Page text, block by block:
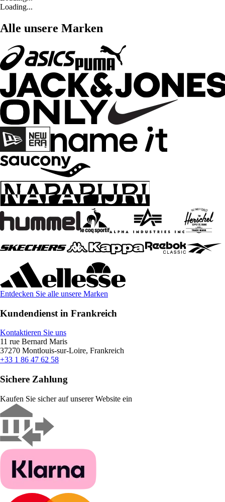
Loading...
Alle unsere Marken
Entdecken Sie alle unsere Marken
Kundendienst in Frankreich
Kontaktieren Sie uns
11 rue Bernard Maris
37270 Montlouis-sur-Loire, Frankreich
+33 1 86 47 62 58
Sichere Zahlung
Kaufen Sie sicher auf unserer Website ein